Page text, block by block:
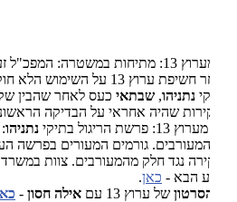
במשטרה: המפכ"ל זעם לאחר בדיקת אירועי
לאחר חשיפת ערוץ 13 על השימוש הלא
נתניהו,שבתאיכעס לאחר שהבין שקיבל
שהיה אחראי על הבדיקה הראשונית -
13
: פרשת הריגול בתיקינתניהו:
המעורבים.גורמים המעורים בפרשה
נגד חלק מהמעורבים. צוות במשרד
הבא -כאן.
של ערוץ 13 עם אילה חסון -כאן.